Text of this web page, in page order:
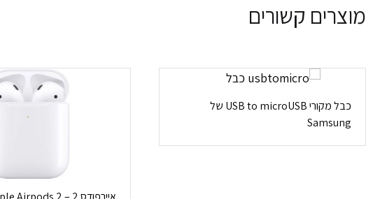
מוצרים קשורים
כבל מקורי USB to microUSB של
Samsung